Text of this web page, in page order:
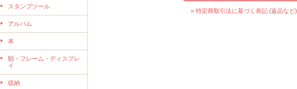
スタンプツール
アルバム
本
額・フレーム・ディスプレ
イ
収納
» 特定商取引法に基づく表記 (返品など)